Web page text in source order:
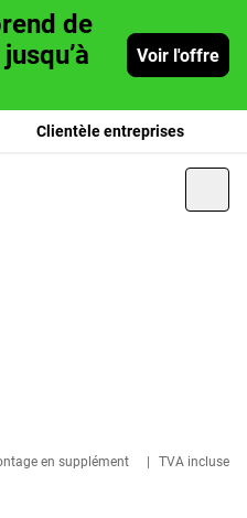
de
Voir l'offre
Clientèle entreprises
en supplément TVA incluse